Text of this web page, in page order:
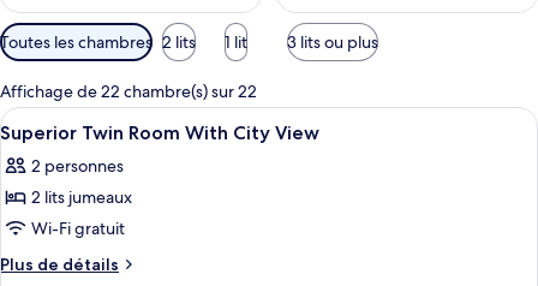
Filtres
disponibles
pour
les
chambres
Toutes les chambres 2 lits 1 lit 3 lits ou plus
Affichage de 22 chambre(s) sur 22
Afficher
toutes
les
photos
pour
ce
Une chambre d’hôtel avec deux
6
Superior Twin Room With City View
2 personnes
2 lits jumeaux
Wi-Fi gratuit
Plus de détails
Plus